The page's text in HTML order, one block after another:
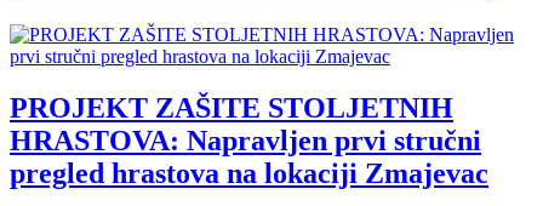
PROJEKT ZAŠITE STOLJETNIH
HRASTOVA: Napravljen prvi stručni
pregled hrastova na lokaciji Zmajevac